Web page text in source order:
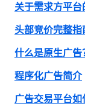
关于需求方平
头部竞价完整指
什么是原生广告
程序化广告简介
广告交易平台如